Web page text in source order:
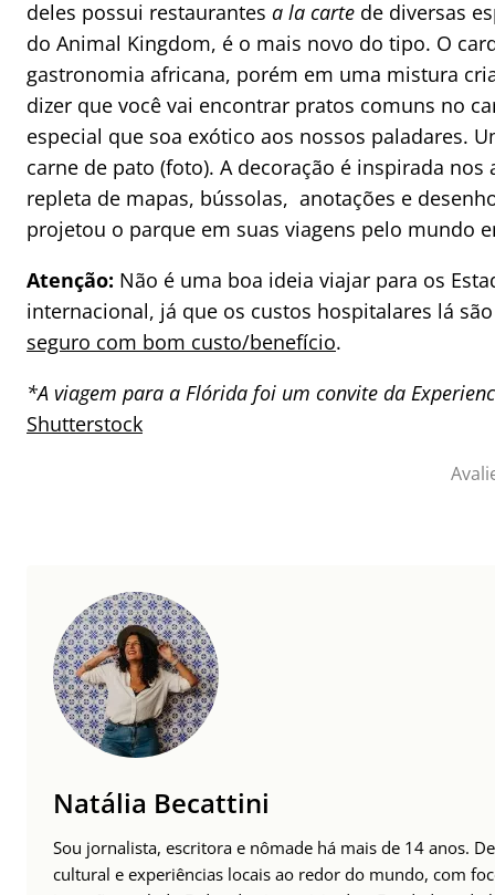
deles possui restaurantes a la carte de diversas
do Animal Kingdom, é o mais novo do tipo. O
gastronomia africana, porém em uma mistura
dizer que você vai encontrar pratos comuns no
especial que soa exótico aos nossos paladares.
carne de pato (foto). A decoração é inspirada
repleta de mapas, bússolas, anotações e
projetou o parque em suas viagens pelo mundo
Atenção: Não é uma boa ideia viajar para os
internacional, já que os custos hospitalares lá
seguro com bom custo/benefício.
*A viagem para a Flórida foi um convite da
Shutterstock
Natália Becattini
Sou jornalista, escritora e nômade há mais de 14 anos.
cultural e experiências locais ao redor do mundo, com